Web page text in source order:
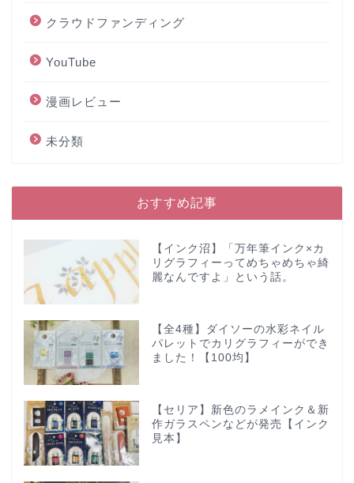
クラウドファンディング
YouTube
漫画レビュー
未分類
おすすめ記事
【インク沼】「万年筆インク×カ
リグラフィーってめちゃめちゃ綺
麗なんですよ」という話。
【全4種】ダイソーの水彩ネイル
パレットでカリグラフィーができ
ました！【100均】
【セリア】新色のラメインク＆新
作ガラスペンなどが発売【インク
見本】